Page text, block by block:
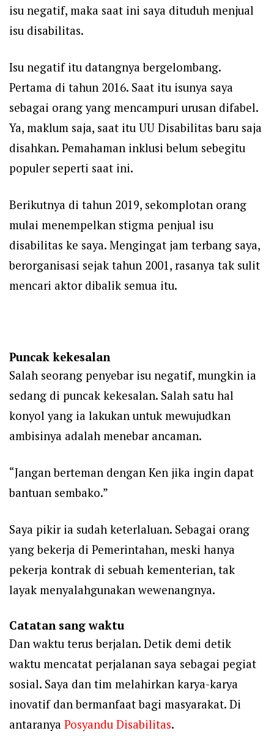
isu negatif, maka saat ini saya dituduh menjual
isu disabilitas.
Isu negatif itu datangnya bergelombang.
Pertama di tahun 2016. Saat itu isunya saya
sebagai orang yang mencampuri urusan difabel.
Ya, maklum saja, saat itu UU Disabilitas baru saja
disahkan. Pemahaman inklusi belum sebegitu
populer seperti saat ini.
Berikutnya di tahun 2019, sekomplotan orang
mulai menempelkan stigma penjual isu
disabilitas ke saya. Mengingat jam terbang saya,
berorganisasi sejak tahun 2001, rasanya tak sulit
mencari aktor dibalik semua itu.
Puncak kekesalan
Salah seorang penyebar isu negatif, mungkin ia
sedang di puncak kekesalan. Salah satu hal
konyol yang ia lakukan untuk mewujudkan
ambisinya adalah menebar ancaman.
“Jangan berteman dengan Ken jika ingin dapat
bantuan sembako.”
Saya pikir ia sudah keterlaluan. Sebagai orang
yang bekerja di Pemerintahan, meski hanya
pekerja kontrak di sebuah kementerian, tak
layak menyalahgunakan wewenangnya.
Catatan sang waktu
Dan waktu terus berjalan. Detik demi detik
waktu mencatat perjalanan saya sebagai pegiat
sosial. Saya dan tim melahirkan karya-karya
inovatif dan bermanfaat bagi masyarakat. Di
antaranya Posyandu Disabilitas.